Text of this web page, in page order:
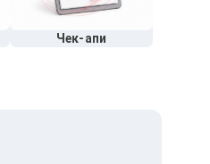
Чек-апи